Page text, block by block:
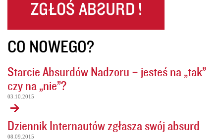
CO NOWEGO?
Starcie Absurdów Nadzoru – jesteś na „tak”
czy na „nie”?
03.10.2015
Dziennik Internautów zgłasza swój absurd
08.09.2015